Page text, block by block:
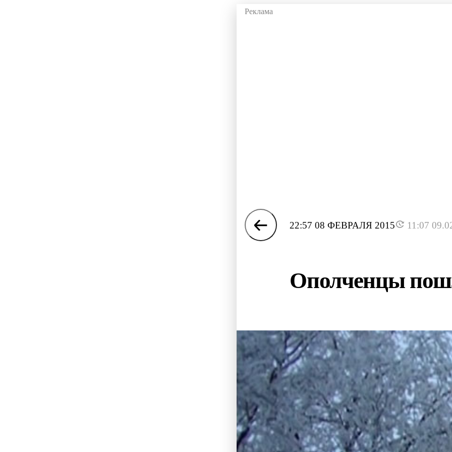
22:57 08 ФЕВРАЛЯ 2015 11:07
Ополченцы